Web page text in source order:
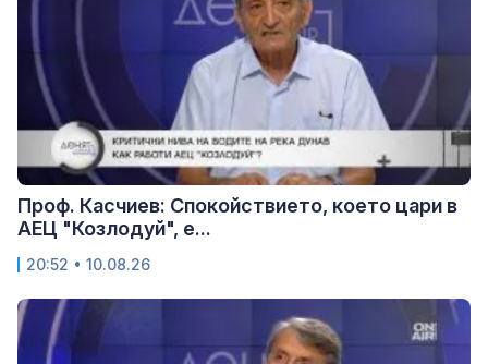
Проф. Касчиев: Спокойствието, което цари в
АЕЦ "Козлодуй", е...
20:52 • 10.08.26